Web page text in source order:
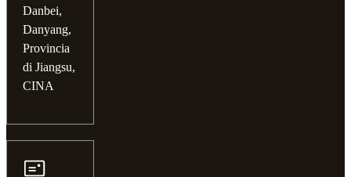
Danbei,
Danyang,
Provincia
di Jiangsu,
CINA